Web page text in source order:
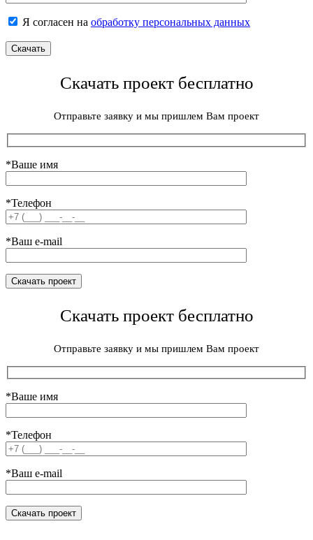
Я согласен на обработку персональных данных
Скачать проект бесплатно
Отправьте заявку и мы пришлем Вам проект
*Ваше имя
*Телефон
*Ваш e-mail
Скачать проект бесплатно
Отправьте заявку и мы пришлем Вам проект
*Ваше имя
*Телефон
*Ваш e-mail